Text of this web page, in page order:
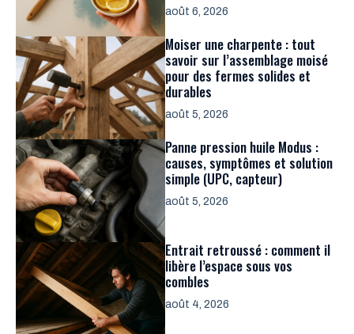
août 6, 2026
Moiser une charpente : tout
savoir sur l’assemblage moisé
pour des fermes solides et
durables
août 5, 2026
Panne pression huile Modus :
causes, symptômes et solution
simple (UPC, capteur)
août 5, 2026
Entrait retroussé : comment il
libère l’espace sous vos
combles
août 4, 2026